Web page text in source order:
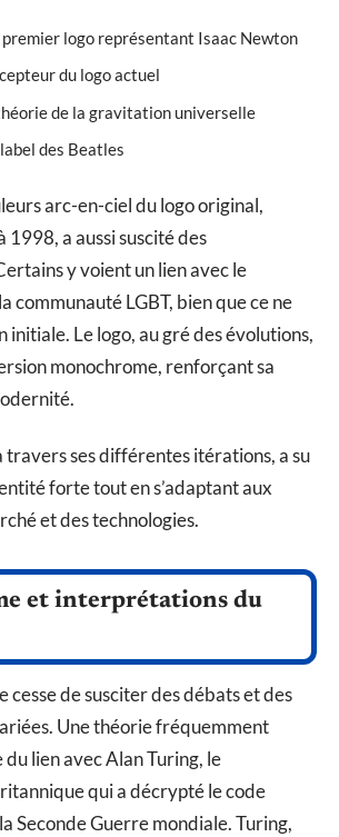
premier logo représentant Isaac Newton
du logo actuel
de la gravitation universelle
des Beatles
arc-en-ciel du logo original,
1998, a aussi suscité des
y voient un lien avec le
communauté LGBT, bien que ce ne
initiale. Le logo, au gré des évolutions,
monochrome, renforçant sa
travers ses différentes itérations, a su
forte tout en s’adaptant aux
et des technologies.
et interprétations du
cesse de susciter des débats et des
Une théorie fréquemment
lien avec Alan Turing, le
qui a décrypté le code
Seconde Guerre mondiale. Turing,